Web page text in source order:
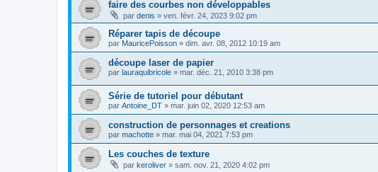
faire des courbes non développables
par denis » ven. févr. 24, 2023 9:02 pm
Réparer tapis de découpe
par MauricePoisson » dim. avr. 08, 2012 10:19 am
découpe laser de papier
par lauraquibricole » mar. déc. 21, 2010 3:38 pm
Série de tutoriel pour débutant
par Antoine_DT » mar. juin 02, 2020 12:53 am
construction de personnages et creations
par machotte » mar. mai 04, 2021 7:53 pm
Les couches de texture
par keroliver » sam. nov. 21, 2020 4:02 pm